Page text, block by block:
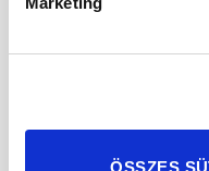
ÖSSZES